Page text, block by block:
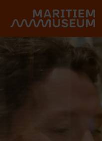
Go to main content